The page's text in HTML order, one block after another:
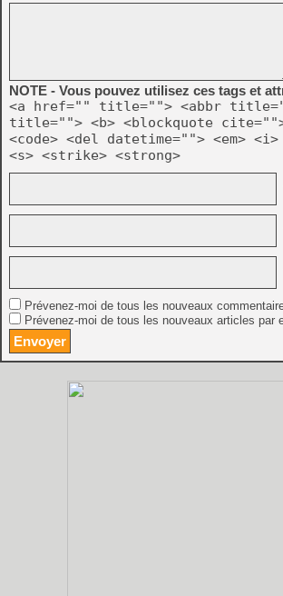
NOTE - Vous pouvez utilisez ces tags et
<a href="" title=""> <abbr
title=""> <b> <blockquote
<code> <del datetime=""> <em>
<s> <strike> <strong>
Prévenez-moi de tous les nouveaux
Prévenez-moi de tous les nouveaux articles par